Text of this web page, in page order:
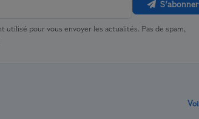
S'abonner
utilisé pour vous envoyer les actualités. Pas de spam,